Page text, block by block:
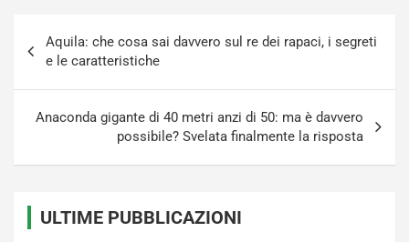
articoli
Aquila: che cosa sai davvero sul re dei rapaci, i segreti
e le caratteristiche
Anaconda gigante di 40 metri anzi di 50: ma è davvero
possibile? Svelata finalmente la risposta
ULTIME PUBBLICAZIONI